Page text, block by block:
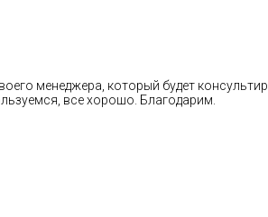
менеджера, который будет
все хорошо. Благодарим.